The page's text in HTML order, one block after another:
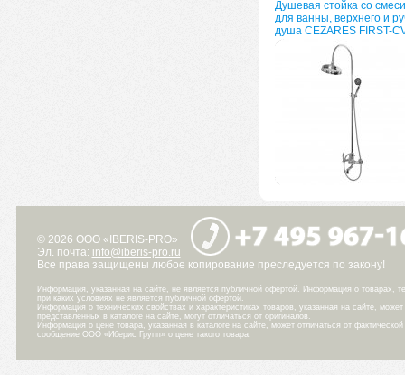
Душевая стойка со
для ванны, верхнего и
душа CEZARES FIRST-
© 2026 ООО «IBERIS-PRO»
Эл. почта: info@iberis-pro.ru
Все права защищены любое копирование преследуется по закону!
Информация, указанная на сайте, не является публичной офертой. Информация о товарах,
при каких условиях не является публичной офертой.
Информация о технических свойствах и характеристиках товаров, указанная на сайте,
представленных в каталоге на сайте, могут отличаться от оригиналов.
Информация о цене товара, указанная в каталоге на сайте, может отличаться от
сообщение ООО «Иберис Групп» о цене такого товара.